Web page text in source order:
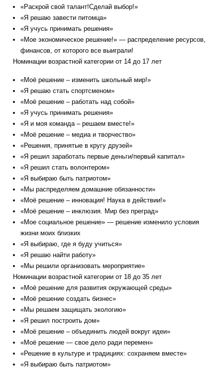
«Раскрой свой талант!Сделай выбор!»
«Я решаю завести питомца»
«Я учусь принимать решения»
«Мое экономическое решение!» — распределение ресурсов,
финансов, от которого все выиграли!
Номинации возрастной категории от 14 до 17 лет
«Моё решение – изменить школьный мир!»
«Я решаю стать спортсменом»
«Моё решение – работать над собой»
«Я учусь принимать решения»
«Я и моя команда – решаем вместе!»
«Моё решение – медиа и творчество»
«Решения, принятые в кругу друзей»
«Я решил заработать первые деньги/первый капитал»
«Я решил стать волонтером»
«Я выбираю быть патриотом»
«Мы распределяем домашние обязанности»
«Моё решение – инновация! Наука в действии!»
«Моё решение – инклюзия. Мир без преград»
«Мое социальное решение» — решение изменило условия
жизни моих близких
«Я выбираю, где я буду учиться»
«Я решаю найти работу»
«Мы решили организовать мероприятие»
Номинации возрастной категории от 18 до 35 лет
«Моё решение для развития окружающей среды»
«Моё решение создать бизнес»
«Мы решаем защищать экологию»
«Я решил построить дом»
«Моё решение – объединить людей вокруг идеи»
«Моё решение — свое дело ради перемен»
«Решение в культуре и традициях: сохраняем вместе»
«Я выбираю быть патриотом»